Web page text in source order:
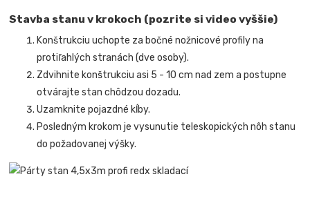
Stavba stanu v krokoch (pozrite si video vyššie)
Konštrukciu uchopte za bočné nožnicové profily na
protiľahlých stranách (dve osoby).
Zdvihnite konštrukciu asi 5 - 10 cm nad zem a postupne
otvárajte stan chôdzou dozadu.
Uzamknite pojazdné kĺby.
Posledným krokom je vysunutie teleskopických nôh stanu
do požadovanej výšky.